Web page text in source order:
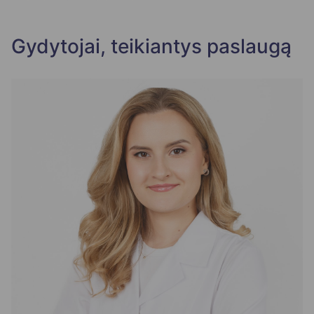
Gydytojai, teikiantys paslaugą